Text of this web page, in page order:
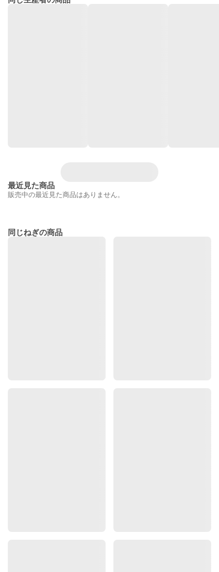
最近見た商品
販売中の最近見た商品はありません。
同じねぎの商品